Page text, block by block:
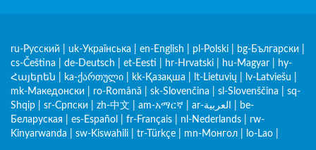
ru-Русский uk-Українська en-English pl-Polski bg-Български
cs-Čeština
de-Deutsch et-Eesti hr-Hrvatski hu-Magyar
hy-
Հայերեն
ka-ქართული kk-Қазақша lt-Lietuvių lv-Latviešu
mk-Македонски
ro-Română sk-Slovenčina sl-Slovenščina
sq-
Shqip
sr-Српски zh-中文 am-አማርኛ ar-العربية
be-
Беларуская
es-Español fr-Français nl-Nederlands
rw-
Kinyarwanda
sw-Kiswahili tr-Türkçe mn-Монгол lo-Lao